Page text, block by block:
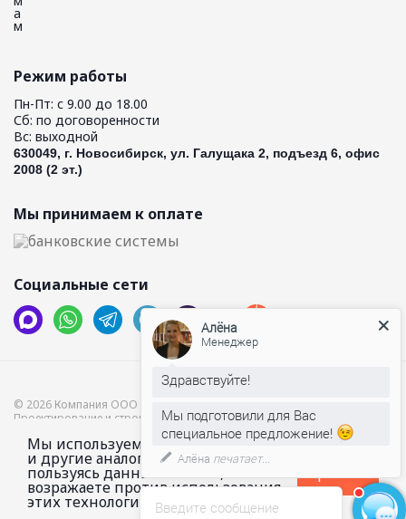
Режим работы
Пн-Пт: с 9.00 до 18.00
Сб: по договоренности
Вс: выходной
630049, г. Новосибирск, ул. Галущака 2, подъезд 6, офис
2008 (2 эт.)
Мы принимаем к оплате
Социальные сети
© 2026 Компания ООО “Хамам”.
Проектирование и строительство бань и саун. Производство дверей.
Не является публичной офертой.
Соглашение на обработку персональных данных
конфиденциальностиПользовательское соглашение
Мы используем файлы куки (cookie)
и другие аналогичные технологии.
пользуясь данным сайтом, вы не
возражаете против использования
этих технологий.
Принято
Введите сообщение
Алёна
Менеджер
Здравствуйте!
Мы подготовили для Вас
специальное предложение!
Алёна печатает...